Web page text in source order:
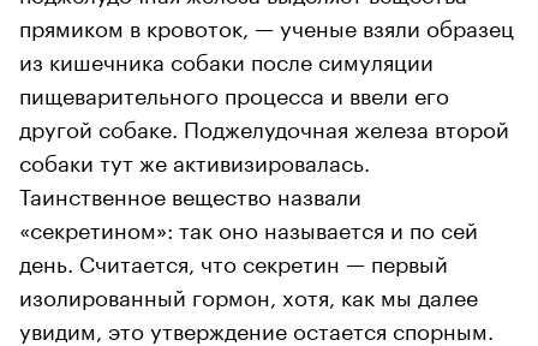
прямиком в кровоток, — ученые взяли образец
из кишечника собаки после симуляции
пищеварительного процесса и ввели его
другой собаке. Поджелудочная железа второй
собаки тут же активизировалась.
Таинственное вещество назвали
«секретином»: так оно называется и по сей
день. Считается, что секретин — первый
изолированный гормон, хотя, как мы далее
увидим, это утверждение остается спорным.